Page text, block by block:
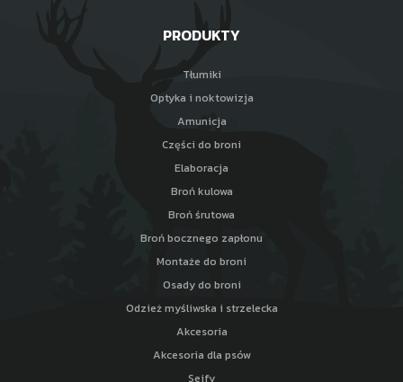
PRODUKTY
Tłumiki
Optyka i noktowizja
Amunicja
Części do broni
Elaboracja
Broń kulowa
Broń śrutowa
Broń bocznego zapłonu
Montaże do broni
Osady do broni
Odzież myśliwska i strzelecka
Akcesoria
Akcesoria dla psów
Sejfy